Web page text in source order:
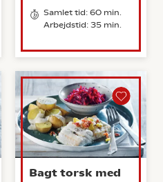
Samlet tid: 60 min.
Arbejdstid: 35 min.
Bagt torsk med